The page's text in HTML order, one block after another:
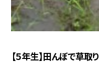
【５年生】田んぼで草取り